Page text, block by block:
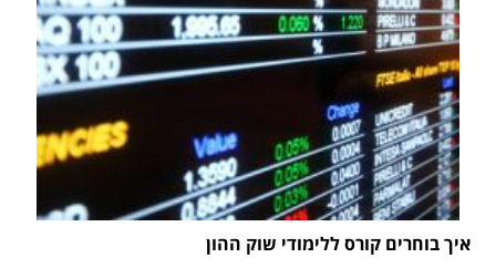
איך בוחרים קורס ללימודי שוק ההון